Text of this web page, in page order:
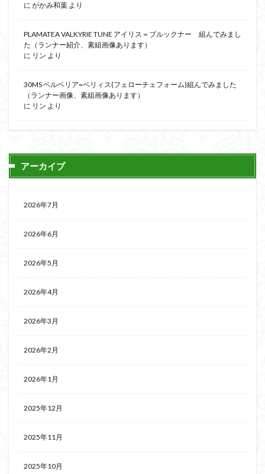
に がかみ和葉 より
PLAMATEA VALKYRIE TUNE アイリス＝ブルックナー 組んでみまし
た（ランナー紹介、素組画像あります）
に リン より
30MS ベルベリア=ベリィス(フェローチェフォーム)組んでみました
（ランナー画像、素組画像あります）
に リン より
アーカイブ
2026年7月
2026年6月
2026年5月
2026年4月
2026年3月
2026年2月
2026年1月
2025年12月
2025年11月
2025年10月